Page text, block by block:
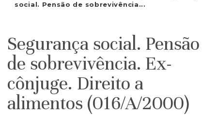
social. Pensão de sobrevivência...
EN
Segurança social. Pensão
de sobrevivência. Ex-
cônjuge. Direito a
alimentos (016/A/2000)